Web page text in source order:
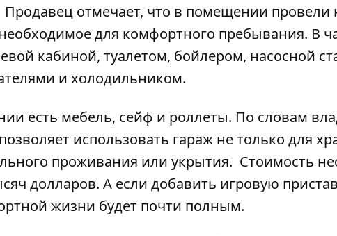
Продавец отмечает, что в помещении
для комфортного пребывания. В
кабиной, туалетом, бойлером, насосной
и холодильником.
есть мебель, сейф и роллеты. По словам
использовать гараж не только для
проживания или укрытия. Стоимость
долларов. А если добавить игровую
жизни будет почти полным.